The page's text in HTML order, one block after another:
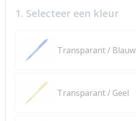
1. Selecteer een kleur
Transparant / Blauw
Transparant / Geel